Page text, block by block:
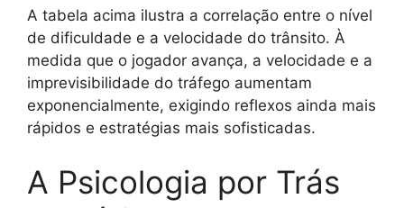
A tabela acima ilustra a correlação entre o nível
de dificuldade e a velocidade do trânsito. À
medida que o jogador avança, a velocidade e a
imprevisibilidade do tráfego aumentam
exponencialmente, exigindo reflexos ainda mais
rápidos e estratégias mais sofisticadas.
A Psicologia por Trás